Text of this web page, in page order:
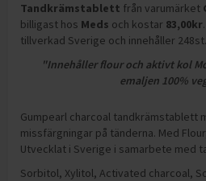
Tandkrämstablett från varumärket
billigast hos Meds och kostar 83,00kr.
tillverkad Sverige och innehåller 248st.
"Innehåller flour och aktivt kol
emaljen 100%
Gumpearl charcoal tandkrämstablett
missfärgningar på tänderna. Med
Utvecklat i Sverige i samarbete med
Sorbitol, Xylitol, Activated charcoal,